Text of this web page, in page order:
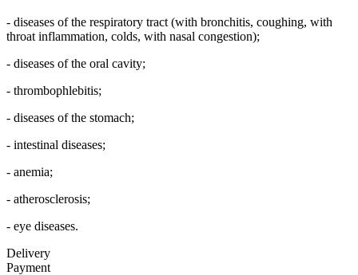
- diseases of the respiratory tract (with bronchitis, coughing, with
throat inflammation, colds, with nasal congestion);
- diseases of the oral cavity;
- thrombophlebitis;
- diseases of the stomach;
- intestinal diseases;
- anemia;
- atherosclerosis;
- eye diseases.
Delivery
Payment